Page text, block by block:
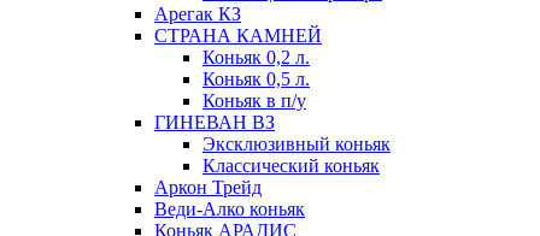
Арегак КЗ
СТРАНА КАМНЕЙ
Коньяк 0,2 л.
Коньяк 0,5 л.
Коньяк в п/у
ГИНЕВАН ВЗ
Эксклюзивный коньяк
Классический коньяк
Аркон Трейд
Веди-Алко коньяк
Коньяк АРАДИС